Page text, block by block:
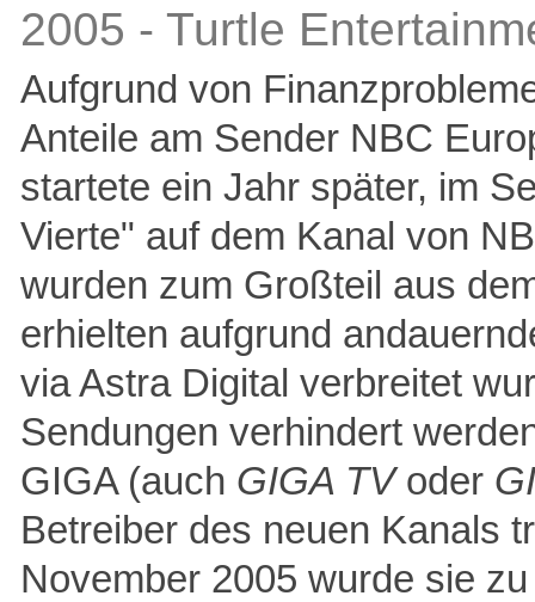
2005 - Turtle
Aufgrund von
Anteile am Sender NBC
startete ein Jahr später, im
Vierte" auf dem Kanal von
wurden zum Großteil aus
erhielten aufgrund
via Astra Digital verbreitet
Sendungen verhindert
GIGA (auch GIGA TVoder
Betreiber des neuen Kanals
November 2005 wurde sie